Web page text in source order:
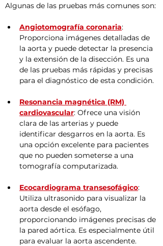
Algunas de las pruebas más comunes son:
Angiotomografía coronaria:
Proporciona imágenes detalladas de
la aorta y puede detectar la presencia
y la extensión de la disección. Es una
de las pruebas más rápidas y precisas
para el diagnóstico de esta condición.
Resonancia magnética (RM)
cardiovascular: Ofrece una visión
clara de las arterias y puede
identificar desgarros en la aorta. Es
una opción excelente para pacientes
que no pueden someterse a una
tomografía computarizada.
Ecocardiograma transesofágico:
Utiliza ultrasonido para visualizar la
aorta desde el esófago,
proporcionando imágenes precisas de
la pared aórtica. Es especialmente útil
para evaluar la aorta ascendente.